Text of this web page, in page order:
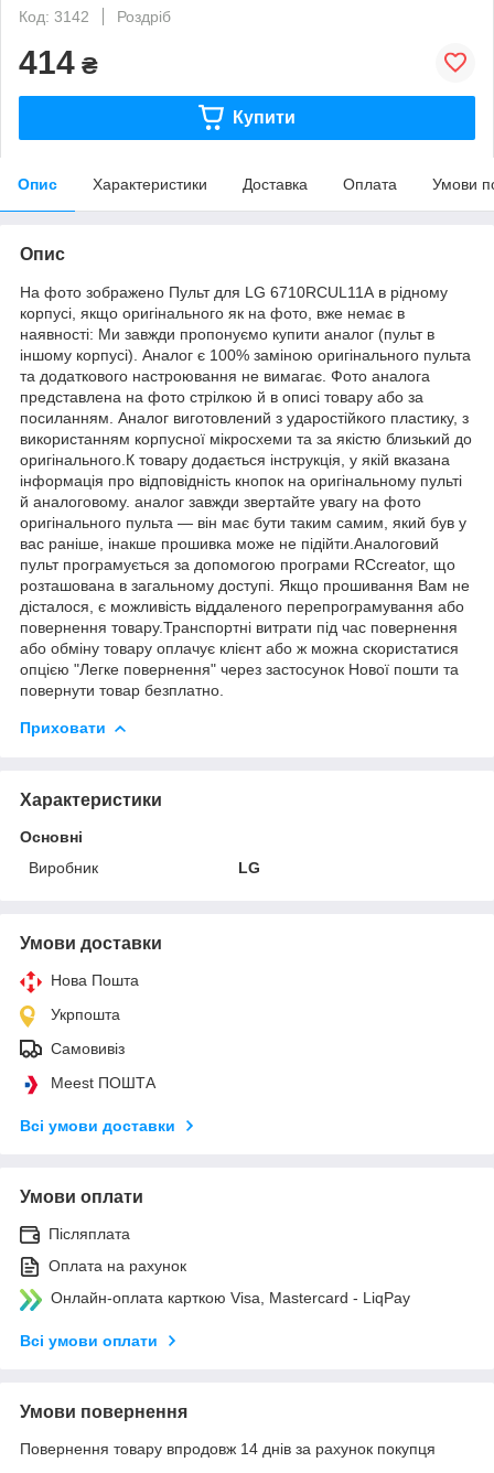
Код: 3142
Роздріб
414 ₴
Купити
Опис Характеристики Доставка Оплата Умови
Опис
На фото зображено Пульт для LG 6710RCUL11A в рідному
корпусі, якщо оригінального як на фото, вже немає в
наявності: Ми завжди пропонуємо купити аналог (пульт в
іншому корпусі). Аналог є 100% заміною оригінального пульта
та додаткового настроювання не вимагає. Фото аналога
представлена на фото стрілкою й в описі товару або за
посиланням. Аналог виготовлений з ударостійкого пластику, з
використанням корпусної мікросхеми та за якістю близький до
оригінального.К товару додається інструкція, у якій вказана
інформація про відповідність кнопок на оригінальному пульті
й аналоговому. аналог завжди звертайте увагу на фото
оригінального пульта — він має бути таким самим, який був у
вас раніше, інакше прошивка може не підійти.Аналоговий
пульт програмується за допомогою програми RCcreator, що
розташована в загальному доступі. Якщо прошивання Вам не
дісталося, є можливість віддаленого перепрограмування або
повернення товару.Транспортні витрати під час повернення
або обміну товару оплачує клієнт або ж можна скористатися
опцією "Легке повернення" через застосунок Нової пошти та
повернути товар безплатно.
Приховати
Характеристики
Основні
Виробник
LG
Умови доставки
Нова Пошта
Укрпошта
Самовивіз
Meest ПОШТА
Всі умови доставки
Умови оплати
Післяплата
Оплата на рахунок
Онлайн-оплата карткою Visa, Mastercard - LiqPay
Всі умови оплати
Умови повернення
Повернення товару впродовж 14 днів за рахунок покупця